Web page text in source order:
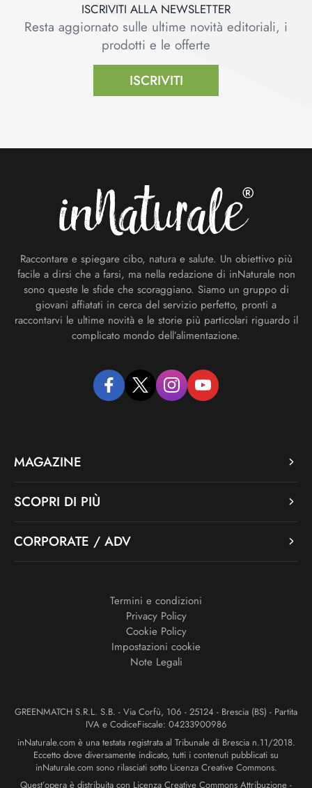
ISCRIVITI ALLA NEWSLETTER
Resta aggiornato sulle ultime novità editoriali, i
prodotti e le offerte
ISCRIVITI
Raccontare e spiegare cibo, natura e salute. Un obiettivo più
facile a dirsi che a farsi, ma nella redazione di inNaturale non
sono queste le sfide che scoraggiano. Siamo un gruppo di
giovani affiatati in cerca del servizio perfetto, pronti a
raccontarvi le ultime novità e le storie più particolari riguardo il
complicato mondo dell’alimentazione.
facebooktwitter instagramyoutube
MAGAZINE
SCOPRI DI PIÙ
CORPORATE / ADV
Termini e condizioni
Privacy Policy
Cookie Policy
Impostazioni cookie
Note Legali
GREENMATCH S.R.L. S.B. - Via Corfù, 106 - 25124 - Brescia (BS) - Partita
IVA e CodiceFiscale: 04233900986
inNaturale.com è una testata registrata al Tribunale di Brescia n.11/2018.
Eccetto dove diversamente indicato, tutti i contenuti pubblicati su
inNaturale.com sono rilasciati sotto Licenza Creative Commons.
Quest’opera è distribuita con Licenza Creative Commons Attribuzione -